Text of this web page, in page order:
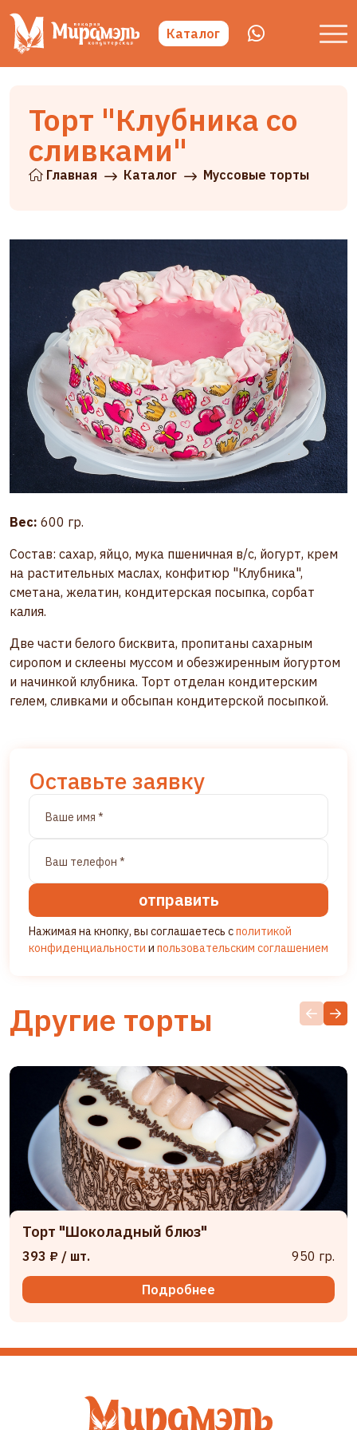
Каталог
Торт "Клубника со
сливками"
Главная Каталог Муссовые торты
Вес: 600 гр.
Состав: сахар, яйцо, мука пшеничная в/с, йогурт, крем
на растительных маслах, конфитюр "Клубника",
сметана, желатин, кондитерская посыпка, сорбат
калия.
Две части белого бисквита, пропитаны сахарным
сиропом и склеены муссом и обезжиренным йогуртом
и начинкой клубника. Торт отделан кондитерским
гелем, сливками и обсыпан кондитерской посыпкой.
Оставьте заявку
отправить
Нажимая на кнопку, вы соглашаетесь сполитикой
конфиденциальности и пользовательским соглашением
Другие торты
Торт "Шоколадный блюз"
393 ₽ / шт. 950 гр.
Подробнее